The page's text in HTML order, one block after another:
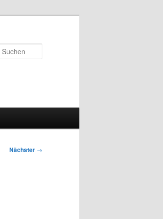
Nächster →